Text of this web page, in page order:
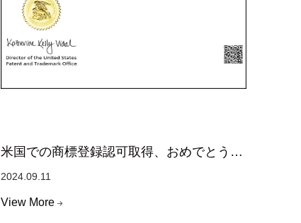
米国での商標登録認可取得、おめでとうご
2024.09.11
View More